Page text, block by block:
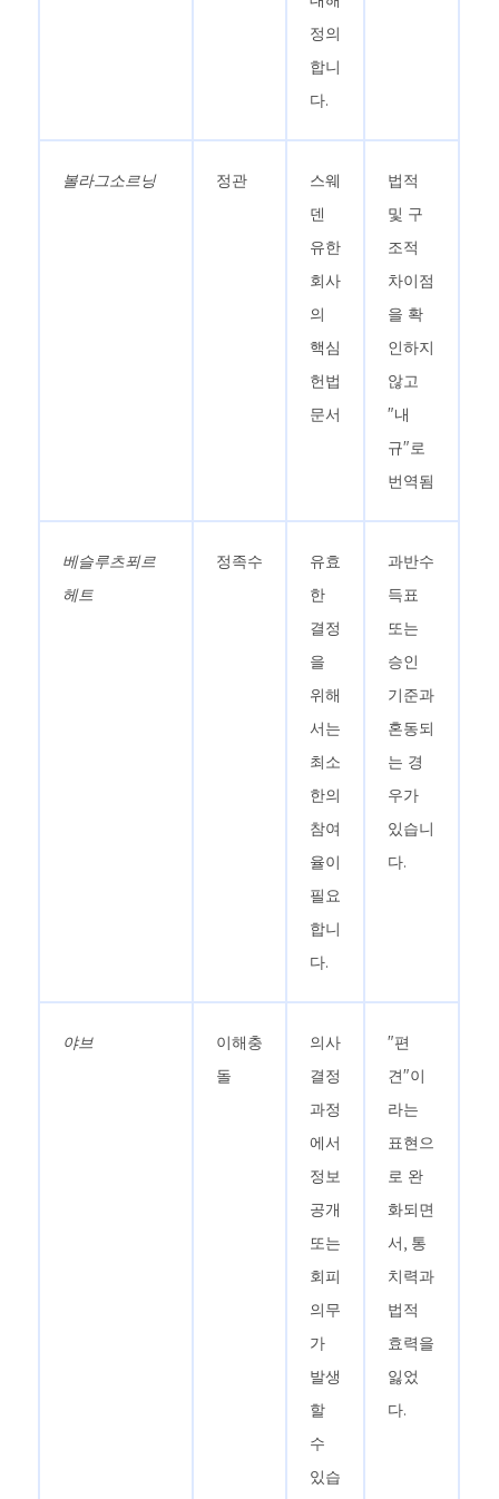
정의
합니
다.
볼라그소르닝 정관
스웨
덴
유한
회사
의
핵심
헌법
문서
법적
및 구
조적
차이점
을 확
인하지
않고
"내
규"로
번역됨
베슬루츠푀르
헤트
정족수
유효
한
결정
을
위해
서는
최소
한의
참여
율이
필요
합니
다.
과반수
득표
또는
승인
기준과
혼동되
는 경
우가
있습니
다.
야브
이해충
돌
의사
결정
과정
에서
정보
공개
또는
회피
의무
가
발생
할
수
있습
"편
견"이
라는
표현으
로 완
화되면
서, 통
치력과
법적
효력을
잃었
다.